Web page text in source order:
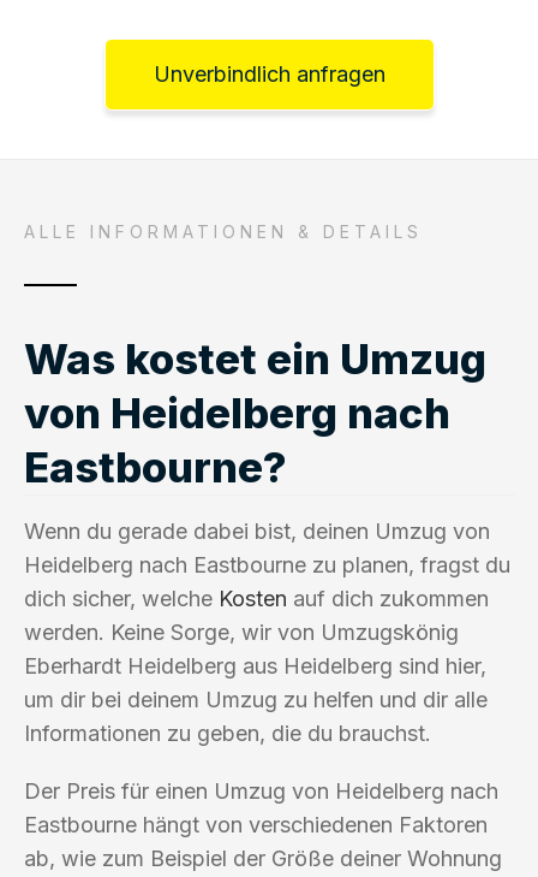
Unverbindlich anfragen
ALLE INFORMATIONEN & DETAILS
Was kostet ein Umzug
von Heidelberg nach
Eastbourne?
Wenn du gerade dabei bist, deinen Umzug von
Heidelberg nach Eastbourne zu planen, fragst du
dich sicher, welche Kosten auf dich zukommen
werden. Keine Sorge, wir von Umzugskönig
Eberhardt Heidelberg aus Heidelberg sind hier,
um dir bei deinem Umzug zu helfen und dir alle
Informationen zu geben, die du brauchst.
Der Preis für einen Umzug von Heidelberg nach
Eastbourne hängt von verschiedenen Faktoren
ab, wie zum Beispiel der Größe deiner Wohnung